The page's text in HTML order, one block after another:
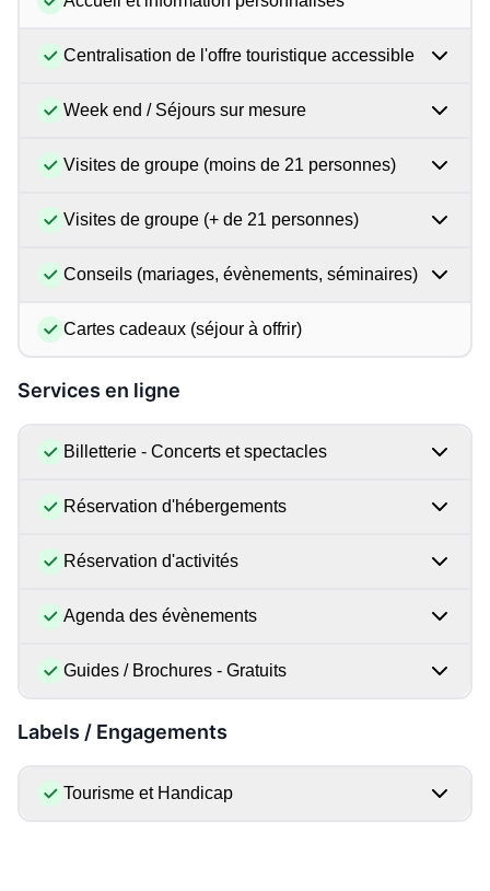
Centralisation de l'offre touristique accessible
Week end / Séjours sur mesure
Visites de groupe (moins de 21 personnes)
Visites de groupe (+ de 21 personnes)
Conseils (mariages, évènements, séminaires)
Cartes cadeaux (séjour à offrir)
Services en ligne
Billetterie - Concerts et spectacles
Réservation d'hébergements
Réservation d'activités
Agenda des évènements
Guides / Brochures - Gratuits
Labels / Engagements
Tourisme et Handicap